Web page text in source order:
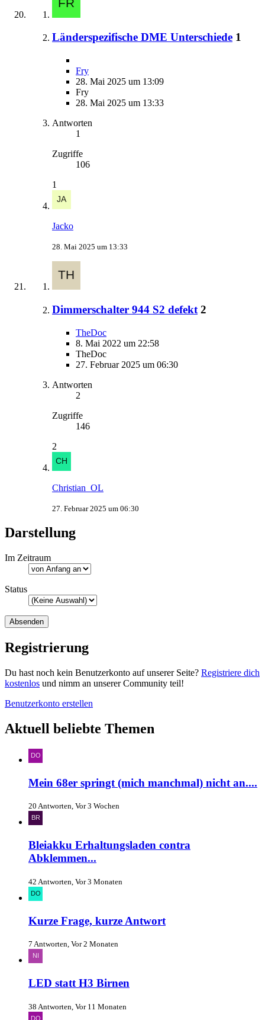
Länderspezifische DME Unterschiede 1
Fry
28. Mai 2025 um 13:09
Fry
28. Mai 2025 um 13:33
Antworten
1
Zugriffe
106
1
Jacko
28. Mai 2025 um 13:33
Dimmerschalter 944 S2 defekt 2
TheDoc
8. Mai 2022 um 22:58
TheDoc
27. Februar 2025 um 06:30
Antworten
2
Zugriffe
146
2
Christian_OL
27. Februar 2025 um 06:30
Darstellung
Im Zeitraum
Status
Registrierung
Du hast noch kein Benutzerkonto auf unserer Seite? Registriere dich
kostenlos und nimm an unserer Community teil!
Benutzerkonto erstellen
Aktuell beliebte Themen
Mein 68er springt (mich manchmal) nicht an....
20 Antworten, Vor 3 Wochen
Bleiakku Erhaltungsladen contra
Abklemmen...
42 Antworten, Vor 3 Monaten
Kurze Frage, kurze Antwort
7 Antworten, Vor 2 Monaten
LED statt H3 Birnen
38 Antworten, Vor 11 Monaten